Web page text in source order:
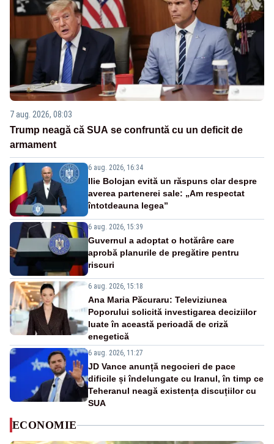
7 aug. 2026, 08:03
Trump neagă că SUA se confruntă cu un deficit de
armament
6 aug. 2026, 16:34
Ilie Bolojan evită un răspuns clar despre
averea partenerei sale: „Am respectat
întotdeauna legea”
6 aug. 2026, 15:39
Guvernul a adoptat o hotărâre care
aprobă planurile de pregătire pentru
riscuri
6 aug. 2026, 15:18
Ana Maria Păcuraru: Televiziunea
Poporului solicită investigarea deciziilor
luate în această perioadă de criză
enegetică
6 aug. 2026, 11:27
JD Vance anunță negocieri de pace
dificile și îndelungate cu Iranul, în timp ce
Teheranul neagă existența discuțiilor cu
SUA
ECONOMIE